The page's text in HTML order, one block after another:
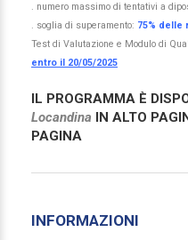
. numero massimo di tentativi a
. soglia di superamento: 75% delle
Test di Valutazione e Modulo di
entro il 20/05/2025
IL PROGRAMMA È
Locandina IN ALTO
PAGINA
INFORMAZIONI